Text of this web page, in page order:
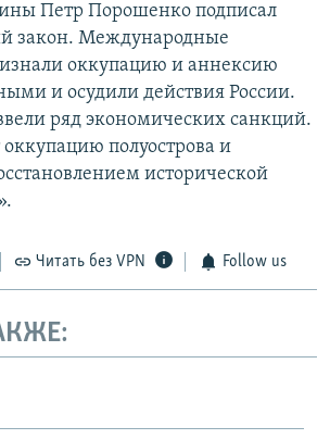
Петр Порошенко подписал
закон. Международные
оккупацию и аннексию
и осудили действия России.
ряд экономических санкций.
оккупацию полуострова и
исторической
Читать без VPN Follow us